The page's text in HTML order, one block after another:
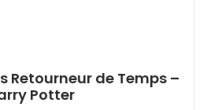
Retourneur de Temps –
Potter